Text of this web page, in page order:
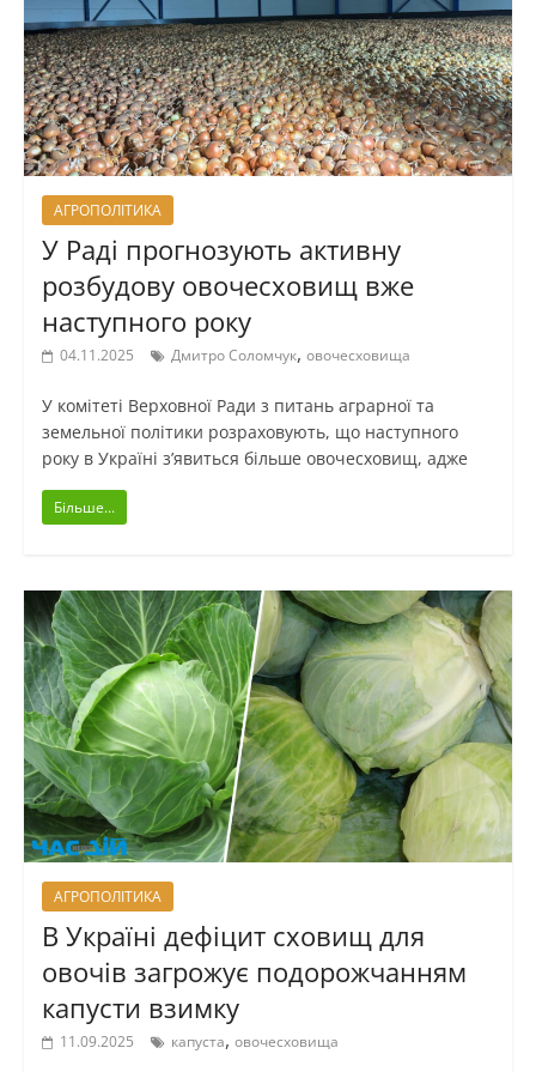
АГРОПОЛІТИКА
У Раді прогнозують активну
розбудову овочесховищ вже
наступного року
04.11.2025 Дмитро Соломчук, овочесховища
У комітеті Верховної Ради з питань аграрної та
земельної політики розраховують, що наступного
року в Україні з’явиться більше овочесховищ, адже
Більше...
АГРОПОЛІТИКА
В Україні дефіцит сховищ для
овочів загрожує подорожчанням
капусти взимку
11.09.2025 капуста, овочесховища